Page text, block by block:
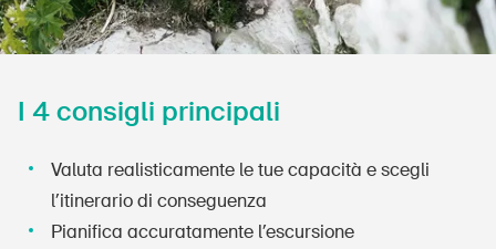
I 4 consigli principali
Valuta realisticamente le tue capacità e scegli
l’itinerario di conseguenza
Pianifica accuratamente l’escursione